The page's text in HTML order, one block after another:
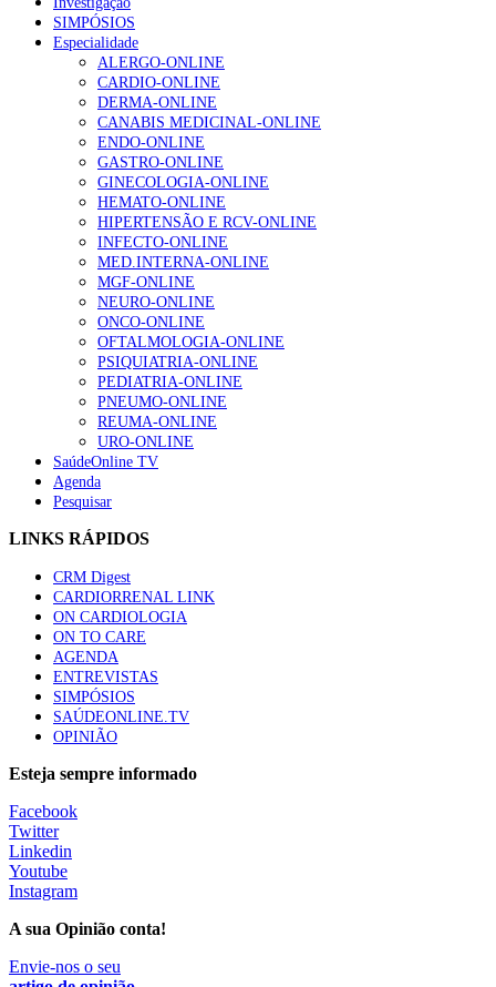
SIMPÓSIOS
Especialidade
ALERGO-ONLINE
CARDIO-ONLINE
DERMA-ONLINE
CANABIS MEDICINAL-ONLINE
ENDO-ONLINE
GASTRO-ONLINE
GINECOLOGIA-ONLINE
HEMATO-ONLINE
HIPERTENSÃO E RCV-ONLINE
INFECTO-ONLINE
MED.INTERNA-ONLINE
MGF-ONLINE
NEURO-ONLINE
ONCO-ONLINE
OFTALMOLOGIA-ONLINE
PSIQUIATRIA-ONLINE
PEDIATRIA-ONLINE
PNEUMO-ONLINE
REUMA-ONLINE
URO-ONLINE
SaúdeOnline TV
Agenda
Pesquisar
LINKS RÁPIDOS
CRM Digest
CARDIORRENAL LINK
ON CARDIOLOGIA
ON TO CARE
AGENDA
ENTREVISTAS
SIMPÓSIOS
SAÚDEONLINE.TV
OPINIÃO
Esteja sempre informado
Facebook
Twitter
Linkedin
Youtube
Instagram
A sua Opinião conta!
Envie-nos o seu